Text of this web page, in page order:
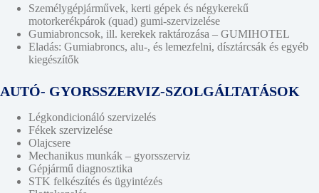
Személygépjárművek, kerti gépek és négykerekű
motorkerékpárok (quad) gumi-szervizelése
Gumiabroncsok, ill. kerekek raktározása – GUMIHOTEL
Eladás: Gumiabroncs, alu-, és lemezfelni, dísztárcsák és egyéb
kiegészítők
AUTÓ- GYORSSZERVIZ-SZOLGÁLTATÁSOK
Légkondicionáló szervizelés
Fékek szervizelése
Olajcsere
Mechanikus munkák – gyorsszerviz
Gépjármű diagnosztika
STK felkészítés és ügyintézés